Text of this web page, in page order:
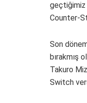
geçtiğimiz
Counter-
Son
bırakmış
Takuro
Switch